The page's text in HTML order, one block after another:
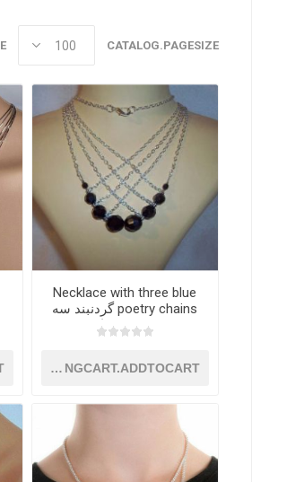
CATALOG.PAGESIZE
Necklace with three blue
poetry chains گردنبند سه
زنجیره شعرابعی
SHOPPINGCART.ADDTOCART